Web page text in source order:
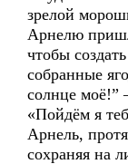
зрелой
Арнелю
чтобы
собранные
солнце моё!”
«Пойдём я
Арнель,
сохраняя на